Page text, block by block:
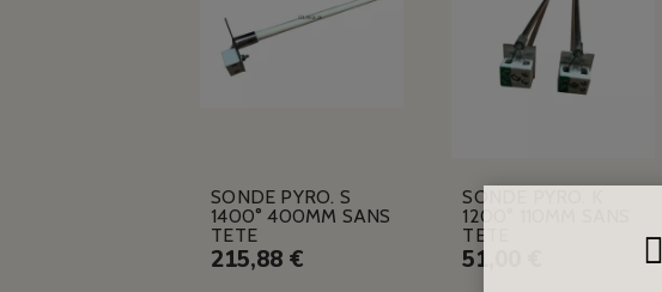
SONDE PYRO. S
1400° 400MM SANS
TETE
215,88 €
SONDE PYRO. K
1200° 110MM SANS
TETE
51,00 €